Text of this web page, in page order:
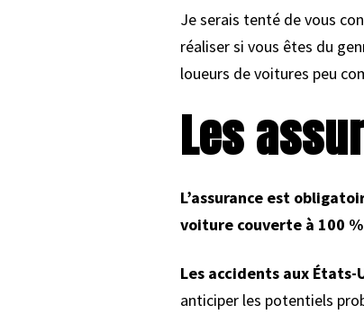
Je serais tenté de vous
réaliser si vous êtes du
loueurs de voitures peu
Les
L’assurance est
voiture couverte à 100 %
Les accidents aux
anticiper les potentiels